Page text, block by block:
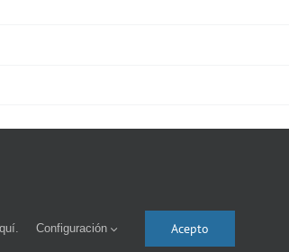
Configuración Acepto